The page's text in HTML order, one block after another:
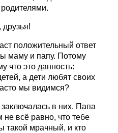
положительный ответ
маму и папу. Потому
что это данность:
а дети любят своих
мы видимся?
заключалась в них. Папа
всё равно, что тебе
такой мрачный, и кто